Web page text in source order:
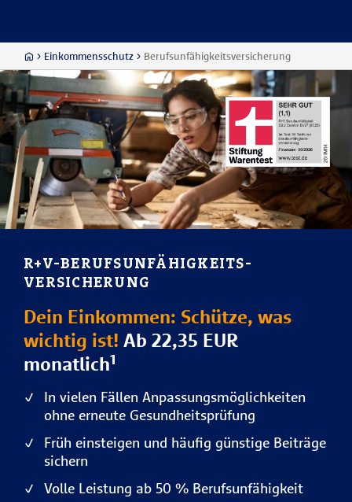
Einkommensschutz Berufsunfähigkeitsversicherung
R+V-BERUFS­UNFÄHIG­KEITS­
VERSICHERUNG
Dein Einkommen: Schütze, was
wichtig ist! Ab 22,35 EUR
monatlich¹
In vielen Fällen Anpassungsmöglichkeiten
ohne erneute Gesundheitsprüfung
Früh einsteigen und häufig günstige Beiträge
sichern
Volle Leistung ab 50 % Berufsunfähigkeit